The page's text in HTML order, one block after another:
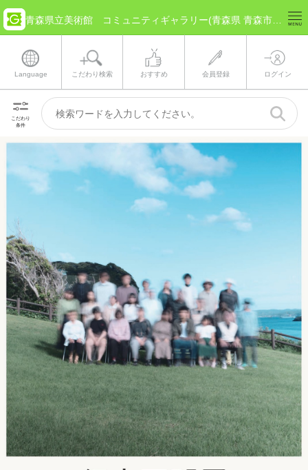
Language こだわり検索 おすすめ 会員登録 ログイン
こだわり
条件